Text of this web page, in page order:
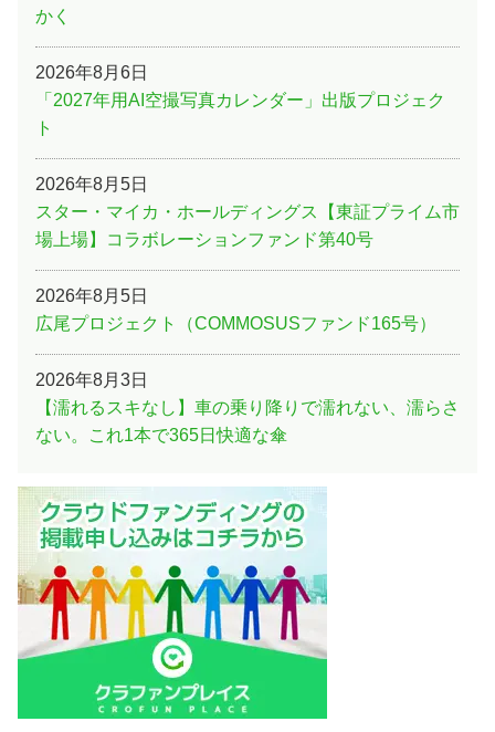
かく
2026年8月6日
「2027年用AI空撮写真カレンダー」出版プロジェク
ト
2026年8月5日
スター・マイカ・ホールディングス【東証プライム市
場上場】コラボレーションファンド第40号
2026年8月5日
広尾プロジェクト（COMMOSUSファンド165号）
2026年8月3日
【濡れるスキなし】車の乗り降りで濡れない、濡らさ
ない。これ1本で365日快適な傘